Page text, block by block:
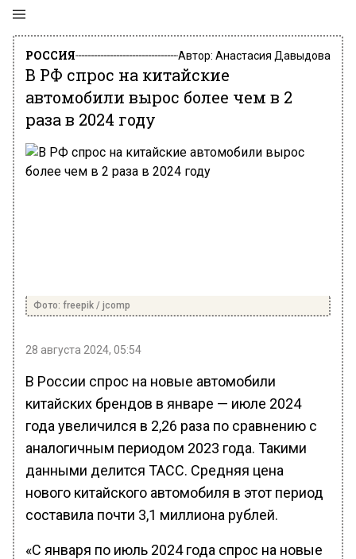
РОССИЯ Автор: Анастасия Давыдова
В РФ спрос на китайские
автомобили вырос более чем в 2
раза в 2024 году
Фото: freepik / jcomp
28 августа 2024, 05:54
В России спрос на новые автомобили
китайских брендов в январе — июле 2024
года увеличился в 2,26 раза по сравнению с
аналогичным периодом 2023 года. Такими
данными делится ТАСС. Средняя цена
нового китайского автомобиля в этот период
составила почти 3,1 миллиона рублей.
«С января по июль 2024 года спрос на новые